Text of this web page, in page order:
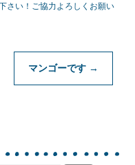
さい！ご協力よろしくお願い
マンゴーです →